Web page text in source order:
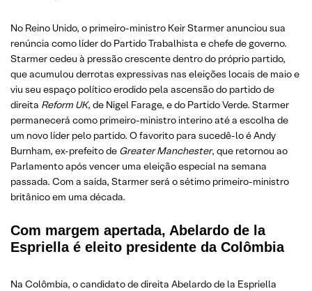
No Reino Unido, o primeiro-ministro Keir Starmer anunciou sua
renúncia como líder do Partido Trabalhista e chefe de governo.
Starmer cedeu à pressão crescente dentro do próprio partido,
que acumulou derrotas expressivas nas eleições locais de maio e
viu seu espaço político erodido pela ascensão do partido de
direita Reform UK, de Nigel Farage, e do Partido Verde. Starmer
permanecerá como primeiro-ministro interino até a escolha de
um novo líder pelo partido. O favorito para sucedê-lo é Andy
Burnham, ex-prefeito de Greater Manchester, que retornou ao
Parlamento após vencer uma eleição especial na semana
passada. Com a saída, Starmer será o sétimo primeiro-ministro
britânico em uma década.
Com margem apertada, Abelardo de la
Espriella é eleito presidente da Colômbia
Na Colômbia, o candidato de direita Abelardo de la Espriella